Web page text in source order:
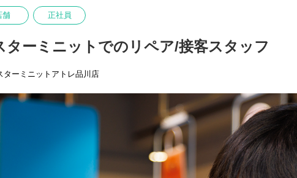
舗 正社員
ターミニットでのリペア/接客スタッフ
ターミニットアトレ品川店